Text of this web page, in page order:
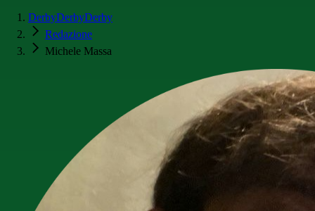
DerbyDerbyDerby
Redazione
Michele Massa